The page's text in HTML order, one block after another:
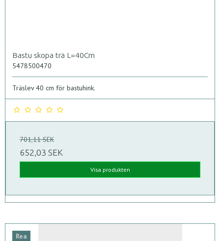
Bastu skopa trä L=40Cm
5478500470
Träslev 40 cm för bastuhink.
701,11 SEK
652,03 SEK
Visa produkten
Rea